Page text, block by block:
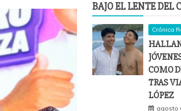
BAJO EL LENTE DEL
Crónica
COMO
TRAS
LÓPEZ
agosto